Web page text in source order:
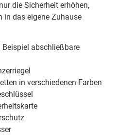
die Sicherheit erhöhen,
in das eigene Zuhause
Beispiel abschließbare
in verschiedenen Farben